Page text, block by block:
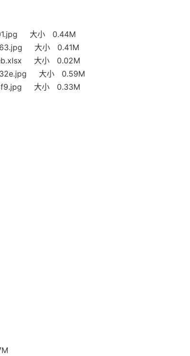
大小 0.44M
大小 0.41M
大小 0.02M
大小 0.59M
大小 0.33M